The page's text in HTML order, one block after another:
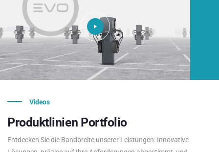
Videos
Produktlinien Portfolio
Entdecken Sie die Bandbreite unserer Leistungen: Innovative